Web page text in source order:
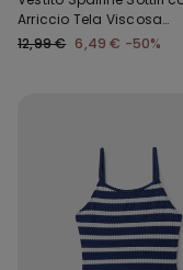
Arriccio Tela Viscosa
Bimba
12,99 € 6,49 € -50%